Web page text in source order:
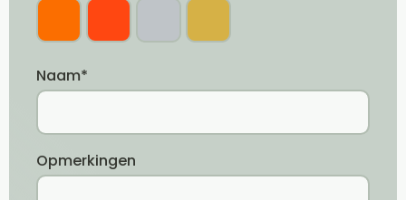
Naam*
Opmerkingen